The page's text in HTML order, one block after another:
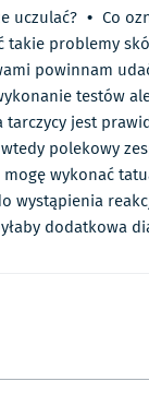
uczulać? • Co
takie problemy
powinnam
testów
tarczycy jest
polekowy
wykonać
wystąpienia
dodatkowa